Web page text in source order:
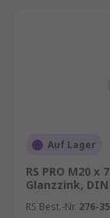
Wenn Sie
benötigen,
Typen von
Ausführungen
werden. Hier
Typen:
Auf Lager
RS PRO M20
Glanzzink, DIN
RS Best.-Nr. 276-